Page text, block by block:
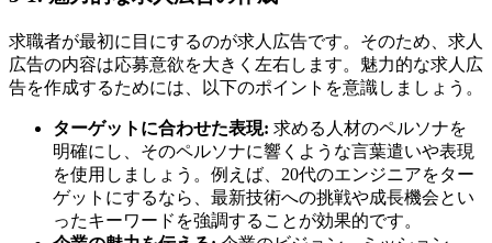
求職者が最初に目にするのが求人広告です。そのため、求人
広告の内容は応募意欲を大きく左右します。魅力的な求人広
告を作成するためには、以下のポイントを意識しましょう。
ターゲットに合わせた表現: 求める人材のペルソナを
明確にし、そのペルソナに響くような言葉遣いや表現
を使用しましょう。例えば、20代のエンジニアをター
ゲットにするなら、最新技術への挑戦や成長機会とい
ったキーワードを強調することが効果的です。